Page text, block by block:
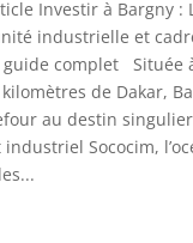
Investir à Bargny :
industrielle et
complet Située
de Dakar,
au destin
Sococim,